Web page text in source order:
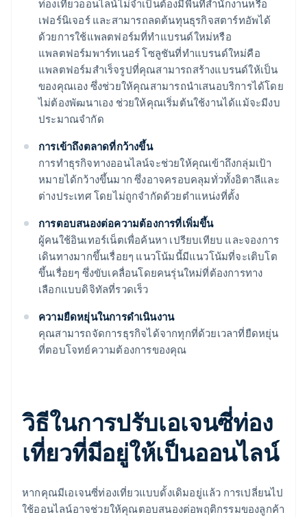
ท่องเที่ยวออนไลน์ไม่จำเป็นต้องมีพื้นที่สำนักงานหรือ
เฟอร์นิเจอร์ และสามารถลดต้นทุนธุรกิจสตาร์ทอัพได้
ด้วยการใช้แพลตฟอร์มที่ทำแบรนด์ใหม่หรือ
แพลตฟอร์มพาร์ทเนอร์ โซลูชันที่ทำแบรนด์ใหม่คือ
แพลตฟอร์มสำเร็จรูปที่คุณสามารถสร้างแบรนด์ให้เป็น
ของคุณเอง ซึ่งช่วยให้คุณสามารถนำเสนอบริการได้โดย
ไม่ต้องพัฒนาเอง ช่วยให้คุณเริ่มต้นใช้งานได้แม้จะมีงบ
ประมาณจำกัด
การเข้าถึงตลาดที่กว้างขึ้น
การทำธุรกิจทางออนไลน์จะช่วยให้คุณเข้าถึงกลุ่มเป้า
หมายได้กว้างขึ้นมาก ซึ่งอาจครอบคลุมทั่วทั้งอิตาลีและ
ต่างประเทศ โดยไม่ถูกจำกัดด้วยตำแหน่งที่ตั้ง
การตอบสนองต่อความต้องการที่เพิ่มขึ้น
ผู้คนใช้อินเทอร์เน็ตเพื่อค้นหา เปรียบเทียบ และจองการ
เดินทางมากขึ้นเรื่อยๆ แนวโน้มนี้มีแนวโน้มที่จะเติบโต
ขึ้นเรื่อยๆ ซึ่งขับเคลื่อนโดยคนรุ่นใหม่ที่ต้องการทาง
เลือกแบบดิจิทัลที่รวดเร็ว
ความยืดหยุ่นในการดำเนินงาน
คุณสามารถจัดการธุรกิจได้จากทุกที่ด้วยเวลาที่ยืดหยุ่น
ที่ตอบโจทย์ความต้องการของคุณ
วิธีในการปรับเอเจนซี่ท่อง
เที่ยวที่มีอยู่ให้เป็นออนไลน์
หากคุณมีเอเจนซี่ท่องเที่ยวแบบดั้งเดิมอยู่แล้ว การเปลี่ยนไป
ใช้ออนไลน์อาจช่วยให้คุณตอบสนองต่อพฤติกรรมของลูกค้า